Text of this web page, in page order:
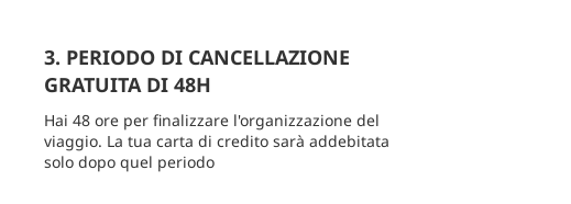
3. PERIODO DI CANCELLAZIONE
GRATUITA DI 48H
Hai 48 ore per finalizzare l'organizzazione del
viaggio. La tua carta di credito sarà addebitata
solo dopo quel periodo